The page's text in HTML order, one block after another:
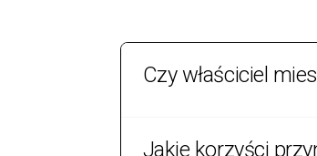
Czy właściciel
stosowany w praktyce.
Jakie korzyści